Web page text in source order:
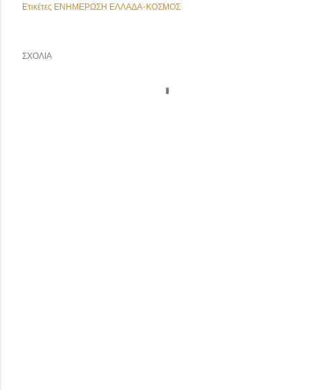
Ετικέτες ΕΝΗΜΕΡΩΣΗ ΕΛΛΑΔΑ-ΚΟΣΜΟΣ
ΣΧΌΛΙΑ